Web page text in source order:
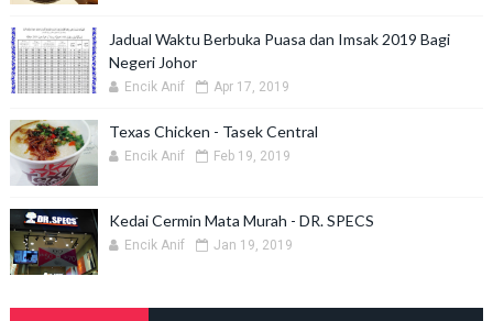
Jadual Waktu Berbuka Puasa dan Imsak 2019 Bagi
Negeri Johor
Encik Anif Apr 17, 2019
Texas Chicken - Tasek Central
Encik Anif Feb 19, 2019
Kedai Cermin Mata Murah - DR. SPECS
Encik Anif Jan 19, 2019